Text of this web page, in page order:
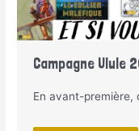
Campagne Ulule
En avant-première,